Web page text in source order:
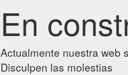
En
Actualmente nuestra web
Disculpen las molestias